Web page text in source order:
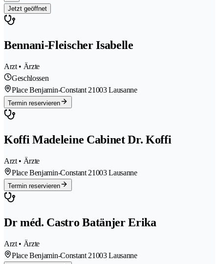
Jetzt geöffnet
Bennani-Fleischer Isabelle
Arzt • Ärzte
Geschlossen
Place Benjamin-Constant 21003 Lausanne
Termin reservieren
Koffi Madeleine Cabinet Dr. Koffi
Arzt • Ärzte
Place Benjamin-Constant 21003 Lausanne
Termin reservieren
Dr méd. Castro Batänjer Erika
Arzt • Ärzte
Place Benjamin-Constant 21003 Lausanne